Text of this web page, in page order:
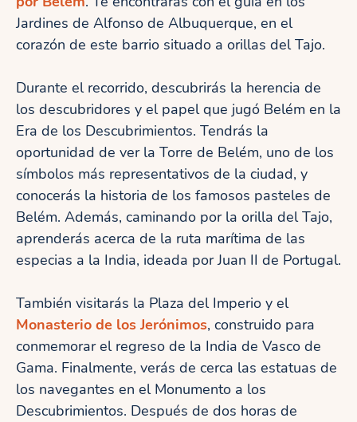
Jardines de Alfonso de Albuquerque, en el
corazón de este barrio situado a orillas del Tajo.
Durante el recorrido, descubrirás la herencia de
los descubridores y el papel que jugó Belém en la
Era de los Descubrimientos. Tendrás la
oportunidad de ver la Torre de Belém, uno de los
símbolos más representativos de la ciudad, y
conocerás la historia de los famosos pasteles de
Belém. Además, caminando por la orilla del Tajo,
aprenderás acerca de la ruta marítima de las
especias a la India, ideada por Juan II de Portugal.
También visitarás la Plaza del Imperio y el
Monasterio de los Jerónimos, construido para
conmemorar el regreso de la India de Vasco de
Gama. Finalmente, verás de cerca las estatuas de
los navegantes en el Monumento a los
Descubrimientos. Después de dos horas de